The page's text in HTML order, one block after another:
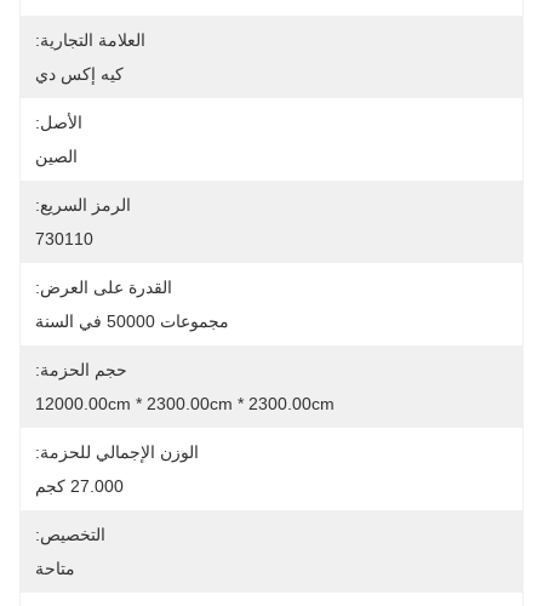
العلامة التجارية:
كيه إكس دي
الأصل:
الصين
الرمز السريع:
730110
القدرة على العرض:
مجموعات 50000 في السنة
حجم الحزمة:
12000.00cm * 2300.00cm * 2300.00cm
الوزن الإجمالي للحزمة:
27.000 كجم
التخصيص:
متاحة